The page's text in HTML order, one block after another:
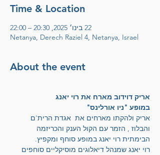
Time & Location
22 בינו׳ 2025, 20:30 – 22:00
Netanya, Derech Raziel 4, Netanya, Israel
About the event
אריק דוידוב מארח את רוי יאנג
במופע "ניו אורלינס"
אריק ולהקתו מארחים את  אגדת הרית'ם
והבלוז , הזמר עם הקול הענק והכריזמה
הבימתית רוי יאנג במופע סוחף ומקפיץ.
רוי יאנג שמנהל דיאלוגים מוסיקליים סוחפים